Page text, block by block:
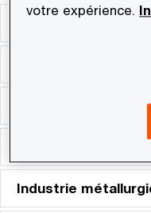
Bois, papier et
Industrie
votre expérience.